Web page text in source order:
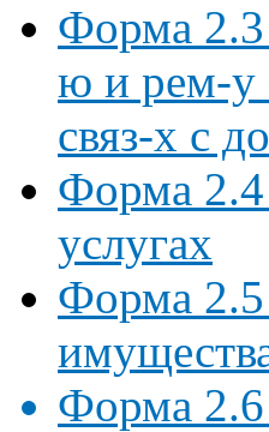
Форма 2.3
ю и рем-у
связ-х с
Форма 2.4
услугах
Форма 2.5
Форма 2.6